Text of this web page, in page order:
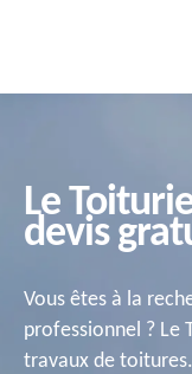
Le
devis
Vous êtes à la
professionnel ? Le
travaux de toitures.